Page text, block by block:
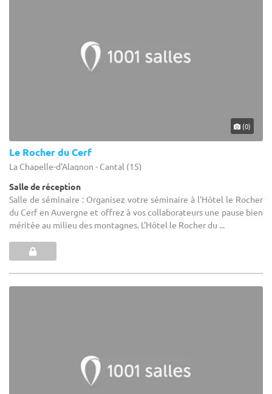
(0)
Le Rocher du Cerf
La Chapelle-d'Alagnon - Cantal (15)
Salle de réception
Salle de séminaire : Organisez votre séminaire à l'Hôtel le Rocher
du Cerf en Auvergne et offrez à vos collaborateurs une pause bien
méritée au milieu des montagnes. L'Hôtel le Rocher du ...